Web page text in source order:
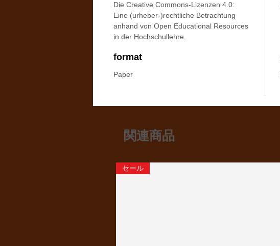
Die Creative Commons-Lizenzen 4.0:
Eine (urheber-)rechtliche Betrachtung
anhand von Open Educational Resources
in der Hochschullehre.
format
Paper
関連商品
セール